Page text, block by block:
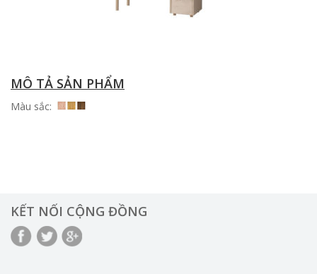
MÔ TẢ SẢN PHẨM
Màu sắc:
KẾT NỐI CỘNG ĐỒNG